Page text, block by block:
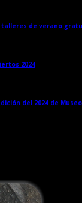
de verano
2024
del 2024 de